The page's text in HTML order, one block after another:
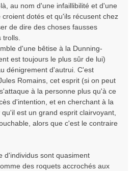
au nom d'une infaillibilité et d'une
dotés et qu'ils récusent chez
de dire des choses fausses
trolls.
d'une bêtise à la Dunning-
est toujours le plus sûr de lui)
dénigrement d'autrui. C'est
Romains, cet esprit (si on peut
à la personne plus qu'à ce
d'intention, et en cherchant à la
est un grand esprit clairvoyant,
alors que c'est le contraire
d'individus sont quasiment
des roquets accrochés aux